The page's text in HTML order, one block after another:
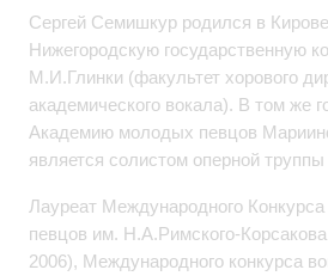
Сергей Семишкур родился в
Нижегородскую государственную
М.И.Глинки (факультет хорового
академического вокала). В том же
Академию молодых певцов
является солистом оперной
Лауреат Международного
певцов им. Н.А.Римского-
2006), Международного конкурса